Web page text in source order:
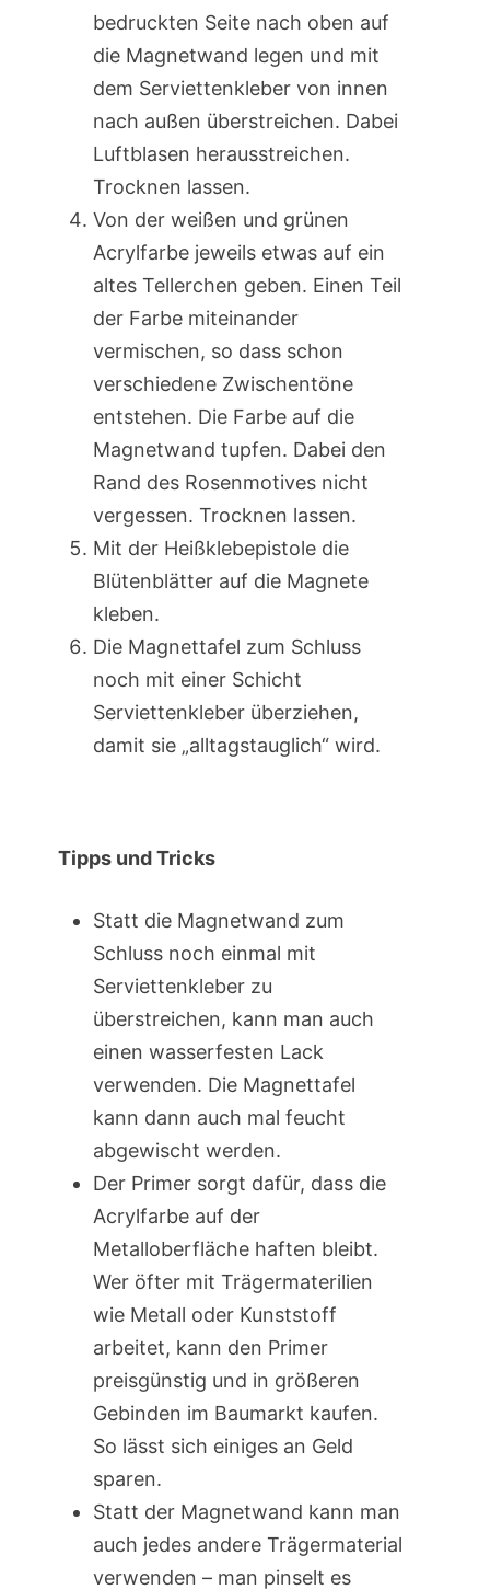
bedruckten Seite nach oben auf
die Magnetwand legen und mit
dem Serviettenkleber von innen
nach außen überstreichen. Dabei
Luftblasen herausstreichen.
Trocknen lassen.
Von der weißen und grünen
Acrylfarbe jeweils etwas auf ein
altes Tellerchen geben. Einen Teil
der Farbe miteinander
vermischen, so dass schon
verschiedene Zwischentöne
entstehen. Die Farbe auf die
Magnetwand tupfen. Dabei den
Rand des Rosenmotives nicht
vergessen. Trocknen lassen.
Mit der Heißklebepistole die
Blütenblätter auf die Magnete
kleben.
Die Magnettafel zum Schluss
noch mit einer Schicht
Serviettenkleber überziehen,
damit sie „alltagstauglich“ wird.
Tipps und Tricks
Statt die Magnetwand zum
Schluss noch einmal mit
Serviettenkleber zu
überstreichen, kann man auch
einen wasserfesten Lack
verwenden. Die Magnettafel
kann dann auch mal feucht
abgewischt werden.
Der Primer sorgt dafür, dass die
Acrylfarbe auf der
Metalloberfläche haften bleibt.
Wer öfter mit Trägermaterilien
wie Metall oder Kunststoff
arbeitet, kann den Primer
preisgünstig und in größeren
Gebinden im Baumarkt kaufen.
So lässt sich einiges an Geld
sparen.
Statt der Magnetwand kann man
auch jedes andere Trägermaterial
verwenden – man pinselt es